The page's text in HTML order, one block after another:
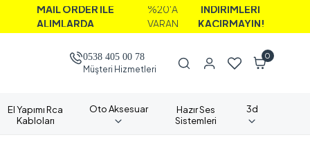
ORDER İLE
%20'A
İNDİRİMLERİ
KAÇIRMAYIN!
0538 405 00 78
Müşteri Hizmetleri
0
El Yapımı Rca
Kabloları
Oto Aksesuar
Hazır Ses
Sistemleri
3d